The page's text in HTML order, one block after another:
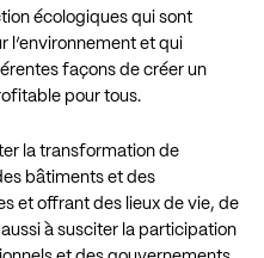
écologiques qui sont
l’environnement et qui
façons de créer un
pour tous.
la transformation de
bâtiments et des
et offrant des lieux de vie, de
à susciter la participation